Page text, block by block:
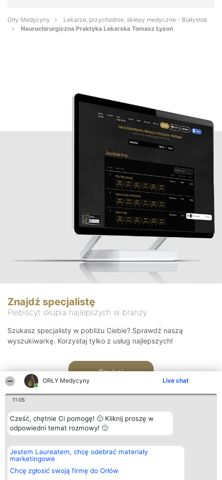
ORŁY Medycyny Live chat
11:05
Cześć, chętnie Ci pomogę! 🙂 Kliknij proszę w
odpowiedni temat rozmowy! 🙂
Jestem Laureatem, chcę odebrać materiały
marketingowe
Chcę zgłosić swoją firmę do Orłów
Orły Medycyny
Lekarze, przychodnie, sklepy medyczne - Białystok
Neurochirurgiczna Praktyka Lekarska Tomasz Łysoń
Znajdź specjalistę
Plebiscyt skupia najlepszych w branży
Szukasz specjalisty w pobliżu Ciebie? Sprawdź naszą
wyszukiwarkę. Korzystaj tylko z usług najlepszych!
Szukaj
Organizator plebiscytu
Bright Side Solutions sp. z o.
o. sp. k.
ul. Ruska 22
Wrocław 50-079
Plebiscyt
Laureaci
wszystkich
Laureatów
Kontakt
Kontakt